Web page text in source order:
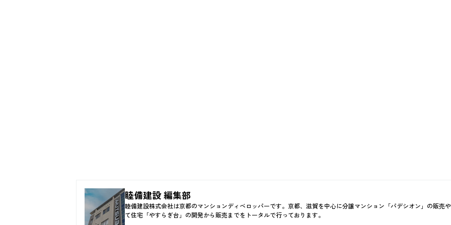
睦備建設 編集部
睦備建設株式会社は京都のマンションディベロッパーです。京都、滋賀を中心に分譲マンション「パデシオン」の販売
て住宅「やすらぎ台」の開発から販売までをトータルで行っております。